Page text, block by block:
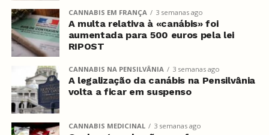
CANNABIS EM FRANÇA 3 semanas ago
A multa relativa à «canábis» foi
aumentada para 500 euros pela lei
RIPOST
CANNABIS NA PENSILVÂNIA 3 semanas ago
A legalização da canábis na Pensilvânia
volta a ficar em suspenso
CANNABIS MEDICINAL 3 semanas ago